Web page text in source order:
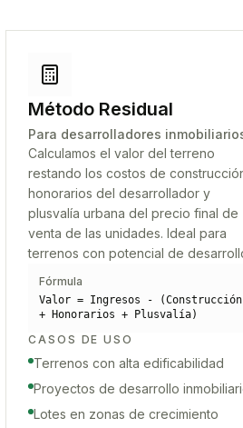
Método Residual
Para desarrolladores
Calculamos el valor del terreno
restando los costos de
honorarios del desarrollador y
plusvalía urbana del precio final de
venta de las unidades. Ideal para
terrenos con potencial de
Fórmula
Valor = Ingresos - (Construcción
+ Honorarios + Plusvalía)
CASOS DE USO
Terrenos con alta edificabilidad
Proyectos de desarrollo
Lotes en zonas de crecimiento